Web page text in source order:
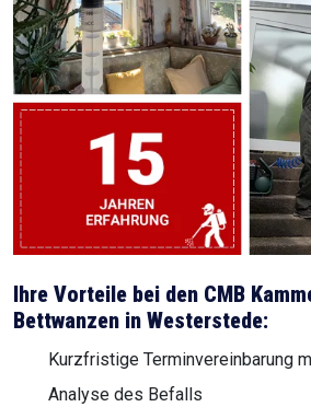
Ihre Vorteile bei den CMB
Bettwanzen in Westerstede:
Kurzfristige Terminvereinbarung
Analyse des Befalls